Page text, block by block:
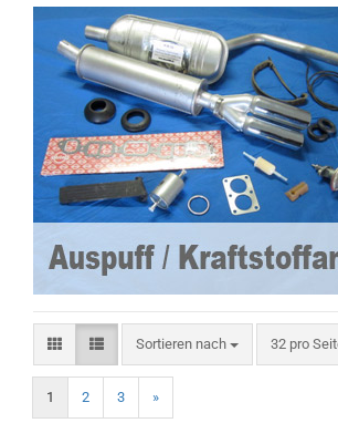
Sortieren nach
Sortieren nach 32 pro
pro Seite
1 2 3 »